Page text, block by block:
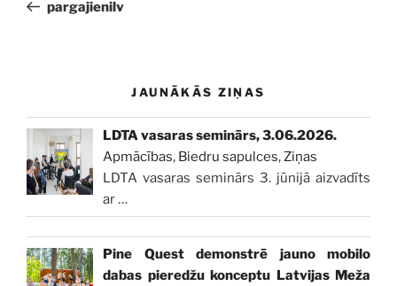
pargajienilv
JAUNĀKĀS ZIŅAS
LDTA vasaras seminārs, 3.06.2026.
Apmācības, Biedru sapulces, Ziņas
LDTA vasaras seminārs 3. jūnijā aizvadīts
ar…
Pine Quest demonstrē jauno mobilo
dabas pieredžu konceptu Latvijas Meža